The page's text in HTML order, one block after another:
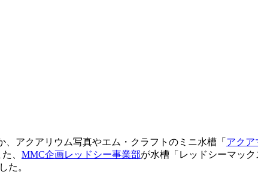
アクアリウム写真やエム・クラフトのミニ水槽「 アクア
、 MMC企画レッドシー事業部が水槽「レッドシーマック
た。